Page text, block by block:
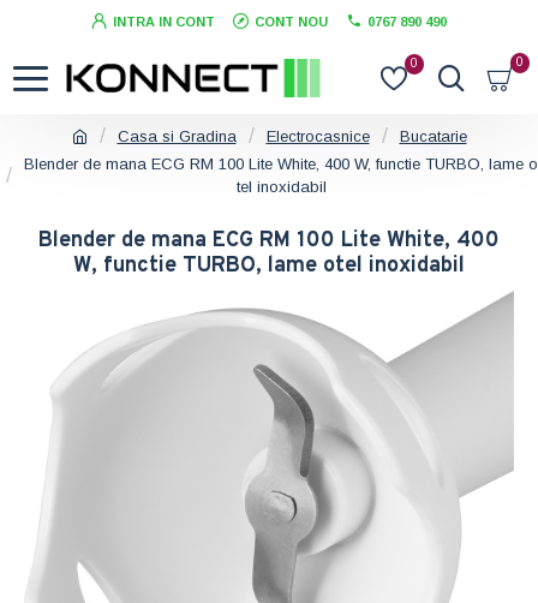
INTRA IN CONT CONT NOU 0767 890 490
0 0
Casa si Gradina Electrocasnice
Bucatarie
Blender de mana ECG RM 100 Lite White, 400 W, functie TURBO, lame o
tel inoxidabil
Blender de mana ECG RM 100 Lite White, 400
W, functie TURBO, lame otel inoxidabil